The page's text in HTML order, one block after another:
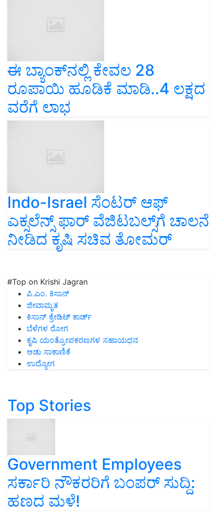
ಈ ಬ್ಯಾಂಕ್‌ನಲ್ಲಿ ಕೇವಲ 28
ರೂಪಾಯಿ ಹೂಡಿಕೆ ಮಾಡಿ..4 ಲಕ್ಷದ
ವರೆಗೆ ಲಾಭ
Indo-Israel ಸೆಂಟರ್ ಆಫ್
ಎಕ್ಸಲೆನ್ಸ್ ಫಾರ್ ವೆಜಿಟಬಲ್ಸ್‌ಗೆ ಚಾಲನೆ
ನೀಡಿದ ಕೃಷಿ ಸಚಿವ ತೋಮರ್‌
#Top on Krishi Jagran
ಪಿ.ಎಂ. ಕಿಸಾನ್
ಜೀವಾಮೃತ
ಕಿಸಾನ್ ಕ್ರೇಡಿಟ್ ಕಾರ್ಡ್
ಬೆಳೆಗಳ ರೋಗ
ಕೃಷಿ ಯಂತ್ರೋಪಕರಣಗಳ ಸಹಾಯಧನ
ಆಡು ಸಾಕಾಣಿಕೆ
ಉದ್ಯೋಗ
Top Stories
Government Employees
ಸರ್ಕಾರಿ ನೌಕರರಿಗೆ ಬಂಪರ್‌ ಸುದ್ದಿ:
ಹಣದ ಮಳೆ!